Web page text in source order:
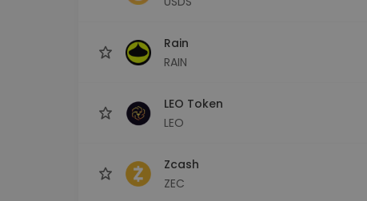
Rain
RAIN
LEO Token
LEO
Zcash
ZEC